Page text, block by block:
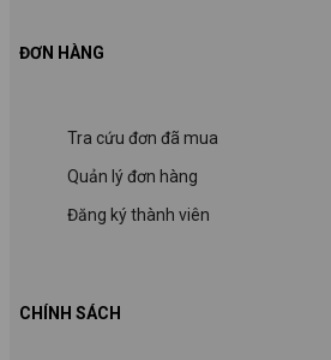
CHÍNH SÁCH
ĐƠN HÀNG
Tra cứu đơn đã mua
Quản lý đơn hàng
Đăng ký thành viên